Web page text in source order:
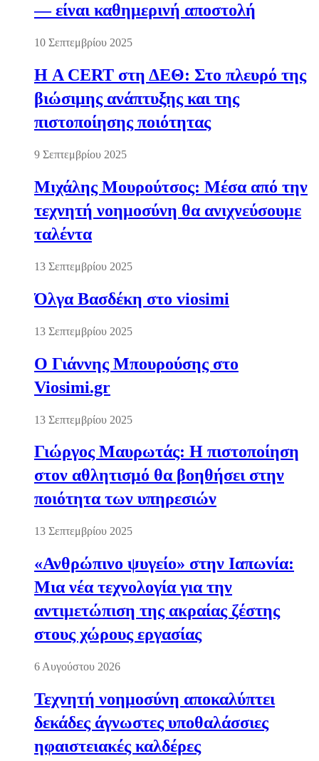
— είναι καθημερινή αποστολή
10 Σεπτεμβρίου 2025
Η A CERT στη ΔΕΘ: Στο πλευρό της
βιώσιμης ανάπτυξης και της
πιστοποίησης ποιότητας
9 Σεπτεμβρίου 2025
Μιχάλης Μουρούτσος: Μέσα από την
τεχνητή νοημοσύνη θα ανιχνεύσουμε
ταλέντα
13 Σεπτεμβρίου 2025
Όλγα Βασδέκη στο viosimi
13 Σεπτεμβρίου 2025
Ο Γιάννης Μπουρούσης στο
Viosimi.gr
13 Σεπτεμβρίου 2025
Γιώργος Μαυρωτάς: Η πιστοποίηση
στον αθλητισμό θα βοηθήσει στην
ποιότητα των υπηρεσιών
13 Σεπτεμβρίου 2025
«Ανθρώπινο ψυγείο» στην Ιαπωνία:
Μια νέα τεχνολογία για την
αντιμετώπιση της ακραίας ζέστης
στους χώρους εργασίας
6 Αυγούστου 2026
Τεχνητή νοημοσύνη αποκαλύπτει
δεκάδες άγνωστες υποθαλάσσιες
ηφαιστειακές καλδέρες